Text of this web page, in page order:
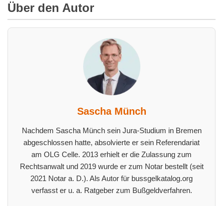
Über den Autor
Sascha Münch
Nachdem Sascha Münch sein Jura-Studium in Bremen
abgeschlossen hatte, absolvierte er sein Referendariat
am OLG Celle. 2013 erhielt er die Zulassung zum
Rechtsanwalt und 2019 wurde er zum Notar bestellt (seit
2021 Notar a. D.). Als Autor für bussgelkatalog.org
verfasst er u. a. Ratgeber zum Bußgeldverfahren.